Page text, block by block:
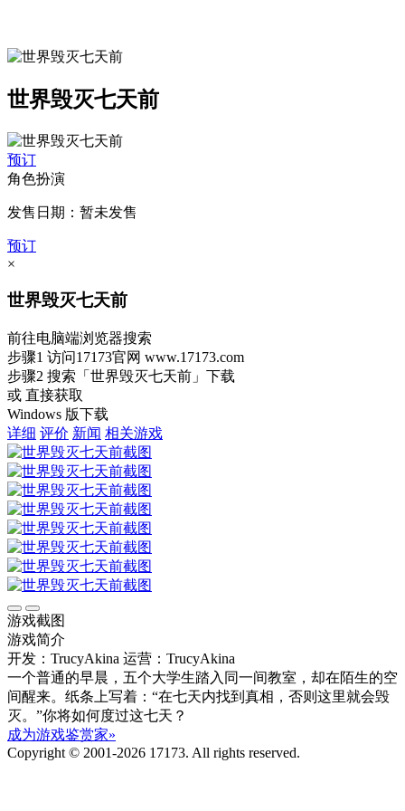
世界毁灭七天前
预订
角色扮演
发售日期：暂未发售
预订
×
世界毁灭七天前
前往电脑端浏览器搜索
步骤1 访问17173官网 www.17173.com
步骤2 搜索 「世界毁灭七天前」 下载
或 直接获取
Windows 版下载
详细 评价 新闻 相关游戏
游戏截图
游戏简介
开发：TrucyAkina 运营：TrucyAkina
一个普通的早晨，五个大学生踏入同一间教室，却在陌生的空
间醒来。纸条上写着：“在七天内找到真相，否则这里就会毁
灭。”你将如何度过这七天？
成为游戏鉴赏家»
Copyright © 2001-2026 17173. All rights reserved.